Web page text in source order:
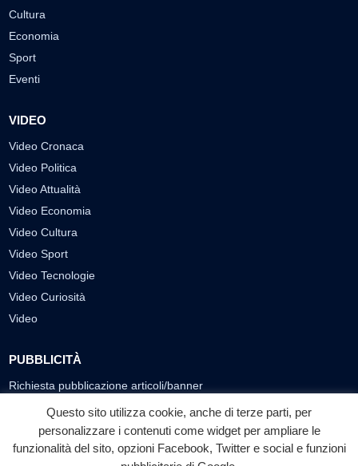
Cultura
Economia
Sport
Eventi
VIDEO
Video Cronaca
Video Politica
Video Attualità
Video Economia
Video Cultura
Video Sport
Video Tecnologie
Video Curiosità
Video
PUBBLICITÀ
Richiesta pubblicazione articoli/banner
SEGUICI SUI SOCIAL
f ◎ ▶
Questo sito utilizza cookie, anche di terze parti, per
personalizzare i contenuti come widget per ampliare le
funzionalità del sito, opzioni Facebook, Twitter e social e funzioni